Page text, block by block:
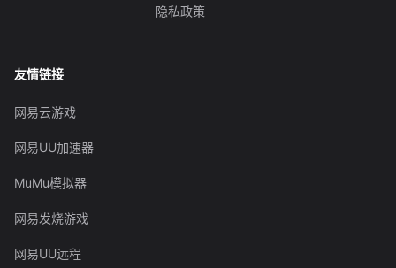
隐私政策
友情链接
网易云游戏
网易UU加速器
MuMu模拟器
网易发烧游戏
网易UU远程